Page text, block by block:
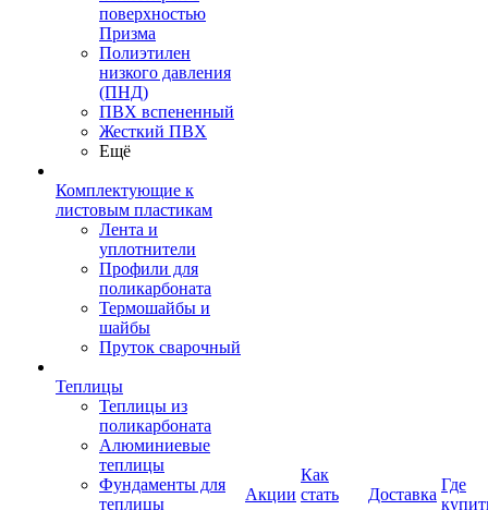
поверхностью
Призма
Полиэтилен
низкого давления
(ПНД)
ПВХ вспененный
Жесткий ПВХ
Ещё
Комплектующие к
листовым пластикам
Лента и
уплотнители
Профили для
поликарбоната
Термошайбы и
шайбы
Пруток сварочный
Теплицы
Теплицы из
поликарбоната
Алюминиевые
теплицы
Фундаменты для
теплицы
Акции
Как
стать
Доставка
Где